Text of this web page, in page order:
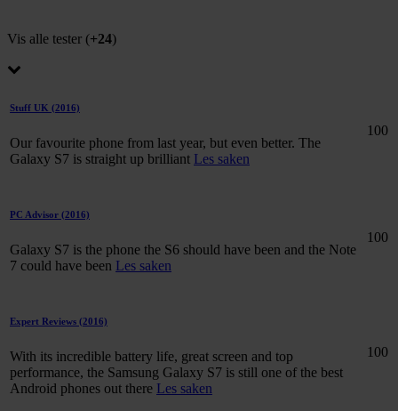
Vis alle tester (+24)
Stuff UK (2016)
Our favourite phone from last year, but even better. The
Galaxy S7 is straight up brilliant Les saken
100
PC Advisor (2016)
Galaxy S7 is the phone the S6 should have been and the Note
7 could have been Les saken
100
Expert Reviews (2016)
With its incredible battery life, great screen and top
performance, the Samsung Galaxy S7 is still one of the best
Android phones out there Les saken
100